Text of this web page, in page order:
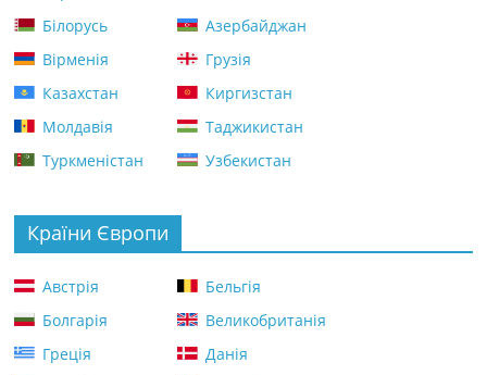
Білорусь
Азербайджан
Вірменія
Грузія
Казахстан
Киргизстан
Молдавія
Таджикистан
Туркменістан
Узбекистан
Країни Європи
Австрія
Бельгія
Болгарія
Великобританія
Греція
Данія